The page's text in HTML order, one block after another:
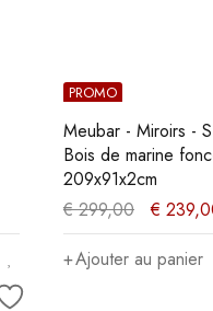
PROMO
Meubar - Miroirs -
Bois de marine
209x91x2cm
€299,00 €
Ajouter au panier